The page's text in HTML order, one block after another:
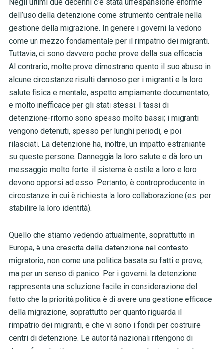
Negli ultimi due decenni c’è stata un’espansione enorme
dell’uso della detenzione come strumento centrale nella
gestione della migrazione. In genere i governi la vedono
come un mezzo fondamentale per il rimpatrio dei migranti.
Tuttavia, ci sono davvero poche prove della sua efficacia.
Al contrario, molte prove dimostrano quanto il suo abuso in
alcune circostanze risulti dannoso per i migranti e la loro
salute fisica e mentale, aspetto ampiamente documentato,
e molto inefficace per gli stati stessi. I tassi di
detenzione-ritorno sono spesso molto bassi; i migranti
vengono detenuti, spesso per lunghi periodi, e poi
rilasciati. La detenzione ha, inoltre, un impatto estraniante
su queste persone. Danneggia la loro salute e dà loro un
messaggio molto forte: il sistema è ostile a loro e loro
devono opporsi ad esso. Pertanto, è controproducente in
circostanze in cui è richiesta la loro collaborazione (es. per
stabilire la loro identità).
Quello che stiamo vedendo attualmente, soprattutto in
Europa, è una crescita della detenzione nel contesto
migratorio, non come una politica basata su fatti e prove,
ma per un senso di panico. Per i governi, la detenzione
rappresenta una soluzione facile in considerazione del
fatto che la priorità politica è di avere una gestione efficace
della migrazione, soprattutto per quanto riguarda il
rimpatrio dei migranti, e che vi sono i fondi per costruire
centri di detenzione. Le autorità nazionali ritengono di